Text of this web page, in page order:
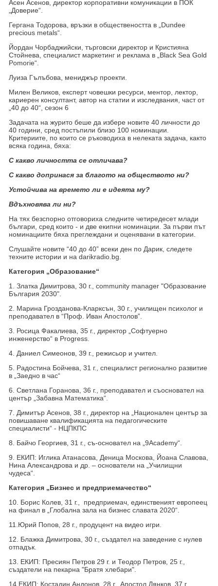
Асен Асенов, директор корпоративни комуникации в ПОК
„Доверие“.
Гергана Тодорова, връзки в обществеността в „Dundee
precious metals“.
Йордан Чорбаджийски, търговски директор и Кристияна
Стойнева, специалист маркетинг и реклама в „Black Sea Gold
Pomorie“.
Луиза Гълъбова, мениджър проекти.
Милен Великов, експерт човешки ресурси, ментор, лектор,
кариерен консултант, автор на статии и изследвания, част от
„40 до 40“, сезон 6
Задачата на журито беше да избере новите 40 личности до
40 години, сред постъпили близо 100 номинации.
Критериите, по които се ръководиха в нелеката задача, както
всяка година, бяха:
С какво личността се отличава?
С какво допринася за благото на обществото ни?
Устойчива на времето ли е идеята му?
Вдъхновява ли ни?
На тях безспорно отговориха следните четиредесет млади
българи, сред които - и две екипни номинации. За първи път
номинациите бяха преглеждани и оценявани в категории.
Слушайте новите “40 до 40” всеки ден по Дарик, следете
техните истории и на darikradio.bg.
Категория „Образование“
1. Златка Димитрова, 30 г., community manager "Образование
България 2030".
2. Марина Грозданова-Кларксън, 30 г., училищен психолог и
преподавател в “Проф. Иван Апостолов”.
3. Росица Факалиева, 35 г., директор „Софтуерно
инженерство“ в Progress.
4. Даниел Симеонов, 39 г., режисьор и учител.
5. Радостина Бойчева, 31 г., специалист регионално развитие
в „Заедно в час“
6. Светлана Горанова, 36 г., преподавател и съосновател на
център „Забавна Математика“.
7. Димитър Асенов, 38 г., директор на „Национален център за
повишаване квалификацията на педагогическите
специалисти“ - НЦПКПС
8. Байчо Георгиев, 31 г., съ-основател на „9Academy“.
9. ЕКИП: Иглика Атанасова, Деница Москова, Йоана Славова,
Нина Александрова и др. – основатели на „Училищни
чудеса“.
Категория „Бизнес и предприемачество“
10. Борис Колев, 31 г., предприемач, единственият европеец
на финал в „Глобална зала на бизнес славата 2020“.
11.Юрий Попов, 28 г., продуцент на видео игри.
12. Блажка Димитрова, 30 г., създател на заведение с нулев
отпадък.
13. ЕКИП: Пресиян Петров 29 г. и Теодор Петров, 25 г.,
създатели на пекарна "Братя хлебари".
14.ЕКИП: Костадин Андонов, 28 г., Апостол Дянков, 37 г.,